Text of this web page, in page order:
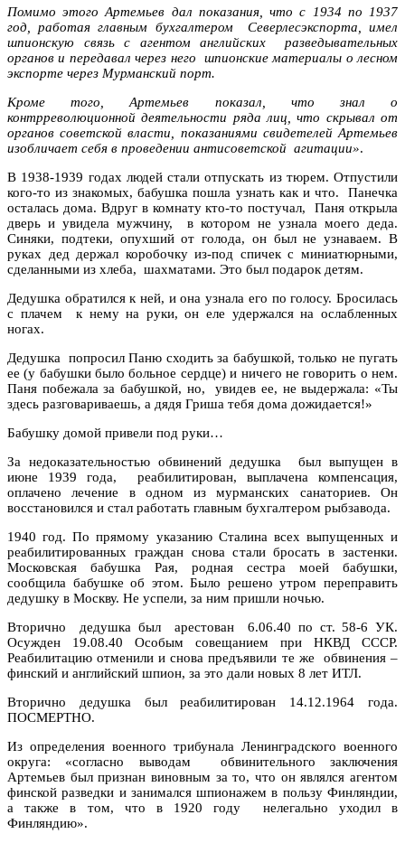
Помимо этого Артемьев дал показания, что с 1934 по 1937
год, работая главным бухгалтером Северлесэкспорта, имел
шпионскую связь с агентом английских разведывательных
органов и передавал через него шпионские материалы о лесном
экспорте через Мурманский порт.
Кроме того, Артемьев показал, что знал о
контрреволюционной деятельности ряда лиц, что скрывал от
органов советской власти, показаниями свидетелей Артемьев
изобличает себя в проведении антисоветской агитации».
В 1938-1939 годах людей стали отпускать из тюрем. Отпустили
кого-то из знакомых, бабушка пошла узнать как и что. Панечка
осталась дома. Вдруг в комнату кто-то постучал, Паня открыла
дверь и увидела мужчину, в котором не узнала моего деда.
Синяки, подтеки, опухший от голода, он был не узнаваем. В
руках дед держал коробочку из-под спичек с миниатюрными,
сделанными из хлеба, шахматами. Это был подарок детям.
Дедушка обратился к ней, и она узнала его по голосу. Бросилась
с плачем к нему на руки, он еле удержался на ослабленных
ногах.
Дедушка попросил Паню сходить за бабушкой, только не пугать
ее (у бабушки было больное сердце) и ничего не говорить о нем.
Паня побежала за бабушкой, но, увидев ее, не выдержала: «Ты
здесь разговариваешь, а дядя Гриша тебя дома дожидается!»
Бабушку домой привели под руки…
За недоказательностью обвинений дедушка был выпущен в
июне 1939 года, реабилитирован, выплачена компенсация,
оплачено лечение в одном из мурманских санаториев. Он
восстановился и стал работать главным бухгалтером рыбзавода.
1940 год. По прямому указанию Сталина всех выпущенных и
реабилитированных граждан снова стали бросать в застенки.
Московская бабушка Рая, родная сестра моей бабушки,
сообщила бабушке об этом. Было решено утром переправить
дедушку в Москву. Не успели, за ним пришли ночью.
Вторично дедушка был арестован 6.06.40 по ст. 58-6 УК.
Осужден 19.08.40 Особым совещанием при НКВД СССР.
Реабилитацию отменили и снова предъявили те же обвинения –
финский и английский шпион, за это дали новых 8 лет ИТЛ.
Вторично дедушка был реабилитирован 14.12.1964 года.
ПОСМЕРТНО.
Из определения военного трибунала Ленинградского военного
округа: «согласно выводам обвинительного заключения
Артемьев был признан виновным за то, что он являлся агентом
финской разведки и занимался шпионажем в пользу Финляндии,
а также в том, что в 1920 году нелегально уходил в
Финляндию».